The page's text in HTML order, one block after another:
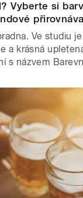
Vyberte si
Ve studiu
a krásná
s názvem